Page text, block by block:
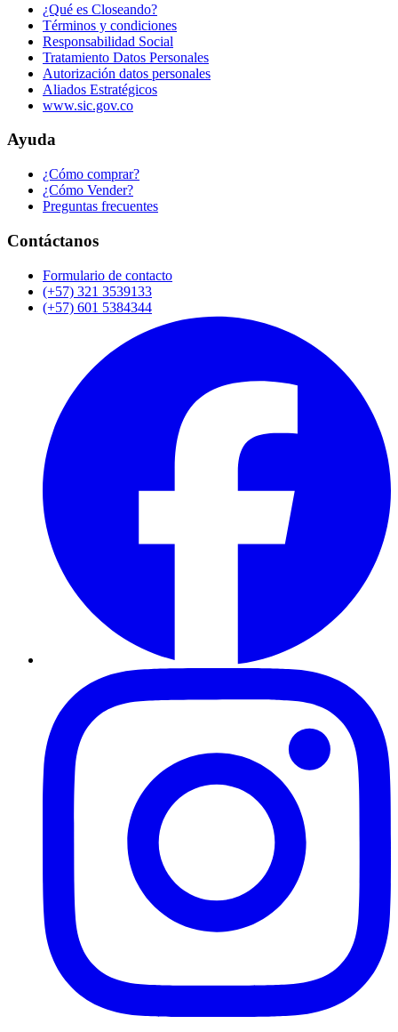
¿Qué es Closeando?
Términos y condiciones
Responsabilidad Social
Tratamiento Datos Personales
Autorización datos personales
Aliados Estratégicos
www.sic.gov.co
Ayuda
¿Cómo comprar?
¿Cómo Vender?
Preguntas frecuentes
Contáctanos
Formulario de contacto
(+57) 321 3539133
(+57) 601 5384344